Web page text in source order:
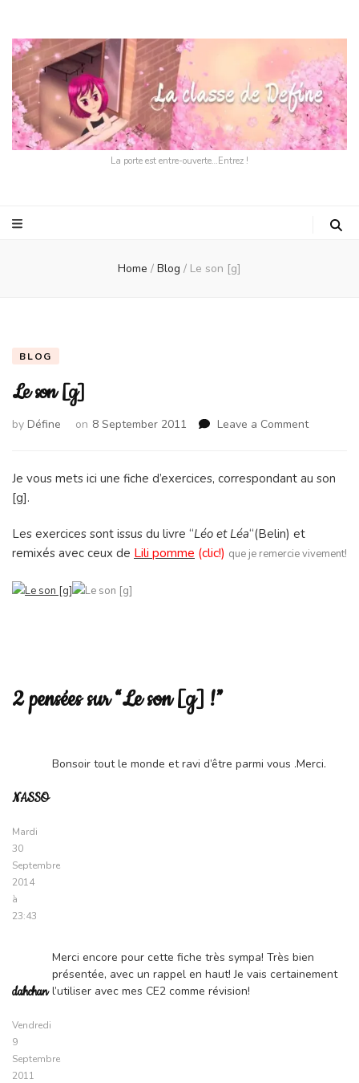
La porte est entre-ouverte…Entrez !
Home / Blog / Le son [g]
BLOG
Le son [g]
by Défine on 8 September 2011 Leave a Commenton
[g]
Je vous mets ici une fiche d’exercices, correspondant au son
[g].
Les exercices sont issus du livre “Léo et Léa“(Belin) et
remixés avec ceux de Lili pomme (clic!) que je remercie vivement!
2 pensées sur “Le son [g] !”
NASSO
Mardi
30
Septembre
2014
à
23:43
Bonsoir tout le monde et ravi d’être parmi vous .Merci.
dahchan
Vendredi
9
Septembre
2011
Merci encore pour cette fiche très sympa! Très bien
présentée, avec un rappel en haut! Je vais certainement
l’utiliser avec mes CE2 comme révision!